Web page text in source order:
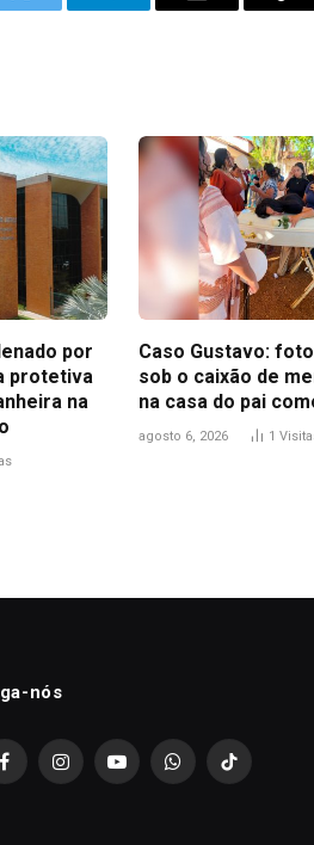
Twitter Telegram Email
por
protetiva
na
Caso Gustavo:
sob o caixão de
na casa do pai
agosto 6, 2026 1
nós
FacebookInstagramYouTubeWhatsAppTikTok